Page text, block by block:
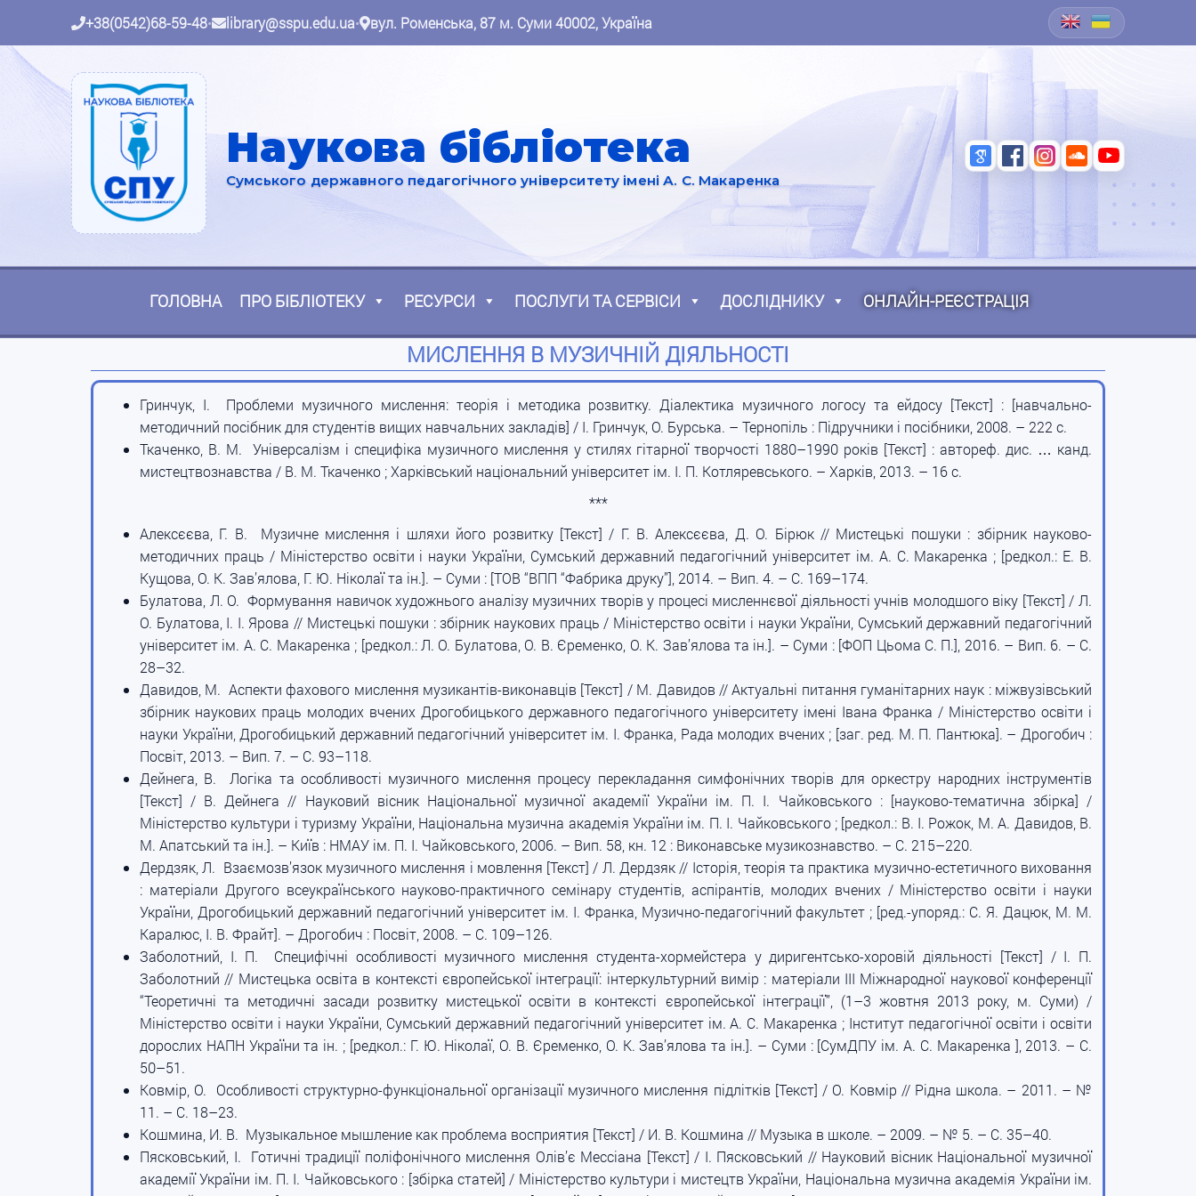
+38(0542)68-59-48• library@sspu.edu.ua• вул. Роменська, 87 м. Суми 40002, Україна
Наукова бібліотека
Сумського державного педагогічного університету імені А. С. Макаренка
ГОЛОВНА ПРО БІБЛІОТЕКУ РЕСУРСИ ПОСЛУГИ ТА СЕРВІСИ ДОСЛІДНИКУ ОНЛАЙН-РЕЄСТРАЦІЯ
МИСЛЕННЯ В МУЗИЧНІЙ ДІЯЛЬНОСТІ
Гринчук, І. Проблеми музичного мислення: теорія і методика розвитку. Діалектика музичного логосу та ейдосу [Текст] : [навчально-
методичний посібник для студентів вищих навчальних закладів] / І. Гринчук, О. Бурська. – Тернопіль : Підручники і посібники, 2008. – 222 с.
Ткаченко, В. М. Універсалізм і специфіка музичного мислення у стилях гітарної творчості 1880–1990 років [Текст] : автореф. дис. … канд.
мистецтвознавства / В. М. Ткаченко ; Харківський національний університет ім. І. П. Котляревського. – Харків, 2013. – 16 с.
***
Алексєєва, Г. В. Музичне мислення і шляхи його розвитку [Текст] / Г. В. Алексєєва, Д. О. Бірюк // Мистецькі пошуки : збірник науково-
методичних праць / Міністерство освіти і науки України, Сумський державний педагогічний університет ім. А. С. Макаренка ; [редкол.: Е. В.
Кущова, О. К. Зав’ялова, Г. Ю. Ніколаї та ін.]. – Суми : [ТОВ “ВПП “Фабрика друку”], 2014. – Вип. 4. – С. 169–174.
Булатова, Л. О. Формування навичок художнього аналізу музичних творів у процесі мисленнєвої діяльності учнів молодшого віку [Текст] / Л.
О. Булатова, І. І. Ярова // Мистецькі пошуки : збірник наукових праць / Міністерство освіти і науки України, Сумський державний педагогічний
університет ім. А. С. Макаренка ; [редкол.: Л. О. Булатова, О. В. Єременко, О. К. Зав’ялова та ін.]. – Суми : [ФОП Цьома С. П.], 2016. – Вип. 6. – С.
28–32.
Давидов, М. Аспекти фахового мислення музикантів-виконавців [Текст] / М. Давидов // Актуальні питання гуманітарних наук : міжвузівський
збірник наукових праць молодих вчених Дрогобицького державного педагогічного університету імені Івана Франка / Міністерство освіти і
науки України, Дрогобицький державний педагогічний університет ім. І. Франка, Рада молодих вчених ; [заг. ред. М. П. Пантюка]. – Дрогобич :
Посвіт, 2013. – Вип. 7. – С. 93–118.
Дейнега, В. Логіка та особливості музичного мислення процесу перекладання симфонічних творів для оркестру народних інструментів
[Текст] / В. Дейнега // Науковий вісник Національної музичної академії України ім. П. І. Чайковського : [науково-тематична збірка] /
Міністерство культури і туризму України, Національна музична академія України ім. П. І. Чайковського ; [редкол.: В. І. Рожок, М. А. Давидов, В.
М. Апатський та ін.]. – Київ : НМАУ ім. П. І. Чайковського, 2006. – Вип. 58, кн. 12 : Виконавське музикознавство. – С. 215–220.
Дердзяк, Л. Взаємозв’язок музичного мислення і мовлення [Текст] / Л. Дердзяк // Історія, теорія та практика музично-естетичного виховання
: матеріали Другого всеукраїнського науково-практичного семінару студентів, аспірантів, молодих вчених / Міністерство освіти і науки
України, Дрогобицький державний педагогічний університет ім. І. Франка, Музично-педагогічний факультет ; [ред.-упоряд.: С. Я. Дацюк, М. М.
Каралюс, І. В. Фрайт]. – Дрогобич : Посвіт, 2008. – С. 109–126.
Заболотний, І. П. Специфічні особливості музичного мислення студента-хормейстера у диригентсько-хоровій діяльності [Текст] / І. П.
Заболотний // Мистецька освіта в контексті європейської інтеграції: інтеркультурний вимір : матеріали III Міжнародної наукової конференції
“Теоретичні та методичні засади розвитку мистецької освіти в контексті європейської інтеграції”, (1–3 жовтня 2013 року, м. Суми) /
Міністерство освіти і науки України, Сумський державний педагогічний університет ім. А. С. Макаренка ; Інститут педагогічної освіти і освіти
дорослих НАПН України та ін. ; [редкол.: Г. Ю. Ніколаї, О. В. Єременко, О. К. Зав’ялова та ін.]. – Суми : [СумДПУ ім. А. С. Макаренка ], 2013. – С.
50–51.
Ковмір, О. Особливості структурно-функціональної організації музичного мислення підлітків [Текст] / О. Ковмір // Рідна школа. – 2011. – №
11. – С. 18–23.
Кошмина, И. В. Музыкальное мышление как проблема восприятия [Текст] / И. В. Кошмина // Музыка в школе. – 2009. – № 5. – С. 35–40.
Пясковський, І. Готичні традиції поліфонічного мислення Олів’є Мессіана [Текст] / І. Пясковський // Науковий вісник Національної музичної
академії України ім. П. І. Чайковського : [збірка статей] / Міністерство культури і мистецтв України, Національна музична академія України ім.